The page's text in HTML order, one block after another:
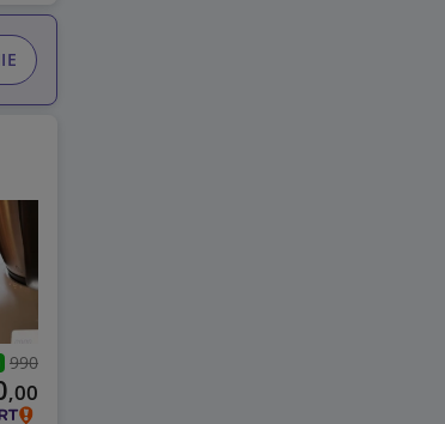
cena
990,00 zł
cena
,00